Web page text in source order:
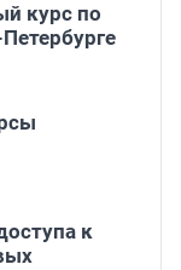
курс по
к